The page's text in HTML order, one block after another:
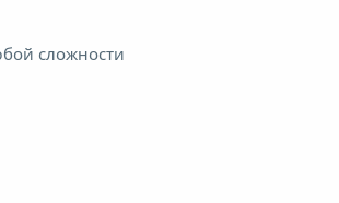
сложности